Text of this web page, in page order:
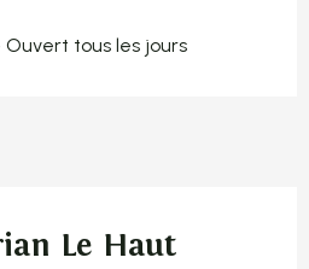
tous les jours
Le Haut